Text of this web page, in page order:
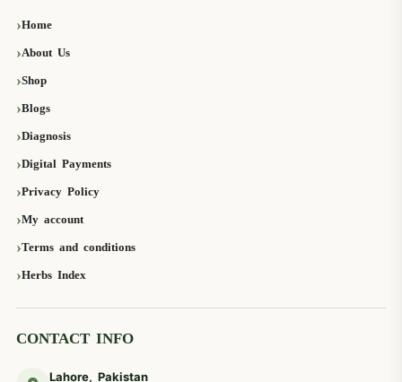
Home
About Us
Shop
Blogs
Diagnosis
Digital Payments
Privacy Policy
My account
Terms and conditions
Herbs Index
CONTACT INFO
Lahore, Pakistan